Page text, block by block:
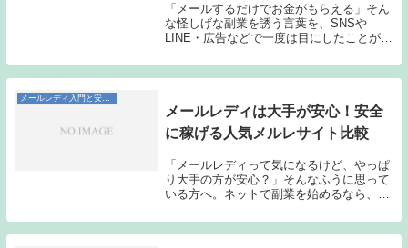
「メールするだけでお金がもらえる」そん
な怪しげな副業を誘う言葉を、SNSや
LINE・広告などで一度は目にしたことがあ
にそんな副業があるの？」「怪しい話なん
じゃないの？」と疑うのは当然です。実
メールレディ入門と安全な始め方
メールレディは大手が安心！安全
に稼げる人気メルレサイト比較
「メールレディって気になるけど、やっぱ
り大手の方が安心？」そんなふうに思って
いる方へ。ネットで副業を始めるなら、安
で働けるメールレディは、誰でも手軽に始
められる分、「本当に安全なサイトな